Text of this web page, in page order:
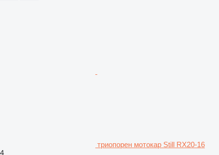
триопорен мотокар Still RX20-16
4